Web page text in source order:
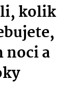
kolik
noci a